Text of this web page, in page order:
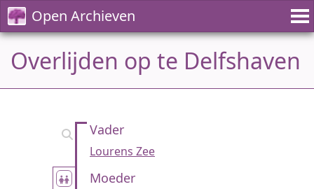
Open Archieven
Overlijden op te Delfshaven
Vader
Lourens Zee
Moeder